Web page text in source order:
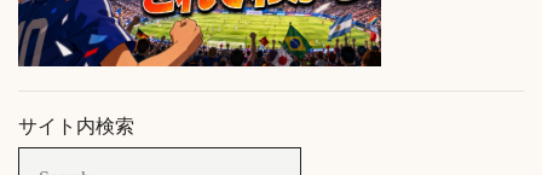
サイト内検索